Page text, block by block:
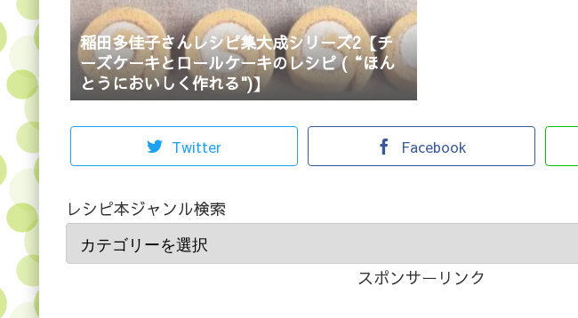
稲田多佳子さんレシピ集大成シリーズ2【チ
ーズケーキとロールケーキのレシピ (“ほん
とうにおいしく作れる")】
Twitter Facebook
レシピ本ジャンル検索
スポンサーリンク